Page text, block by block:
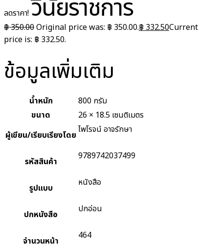
ลดราคา!วินัยราชการ
฿350.00Original price was: ฿ 350.00.฿ 332.50Current
price is: ฿ 332.50.
ข้อมูลเพิ่มเติม
น้ำหนัก
800 กรัม
ขนาด
26 × 18.5 เซนติเมตร
ผู้เขียน/เรียบเรียงโดย ไพโรจน์ อาจรักษา
รหัสสินค้า 9789742037499
รูปแบบ หนังสือ
ปกหนังสือ ปกอ่อน
จำนวนหน้า 464